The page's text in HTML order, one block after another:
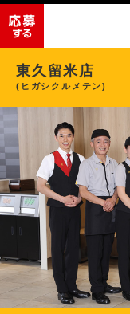
東久留米店
(ヒガシクルメテン)